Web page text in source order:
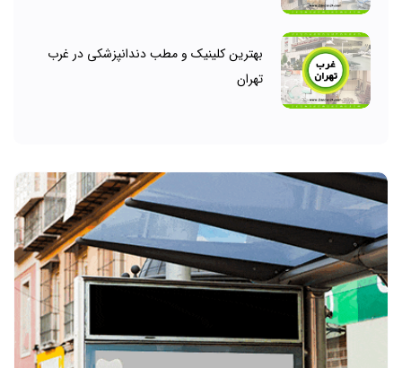
بهترین کلینیک و مطب دندانپزشکی در غرب
تهران